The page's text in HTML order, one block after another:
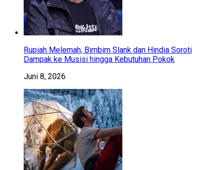
Rupiah Melemah, Bimbim Slank dan Hindia Soroti
Dampak ke Musisi hingga Kebutuhan Pokok
Juni 8, 2026